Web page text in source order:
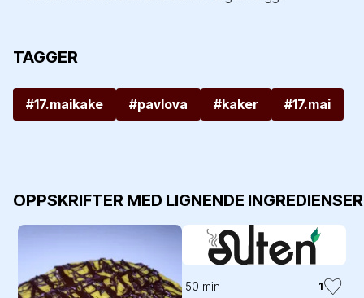
TAGGER
#17.maikake #pavlova #kaker #17.mai
OPPSKRIFTER MED LIGNENDE INGREDIENSER
50 min 1